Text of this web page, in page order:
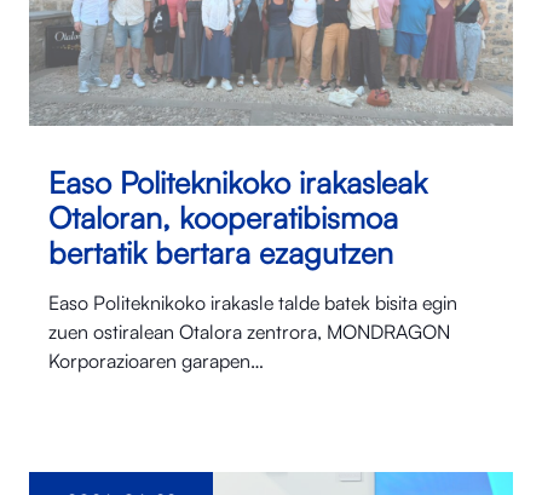
Easo Politeknikoko irakasleak
Otaloran, kooperatibismoa
bertatik bertara ezagutzen
Easo Politeknikoko irakasle talde batek bisita egin
zuen ostiralean Otalora⁠ zentrora, MONDRAGON
Korporazioaren garapen…